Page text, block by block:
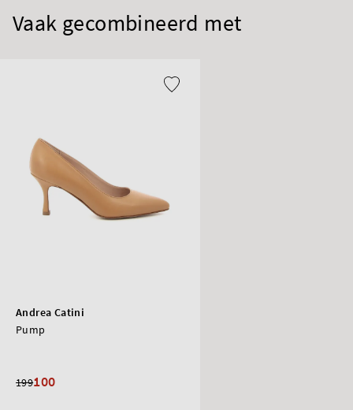
Vaak gecombineerd met
Andrea Catini
Pump
199100